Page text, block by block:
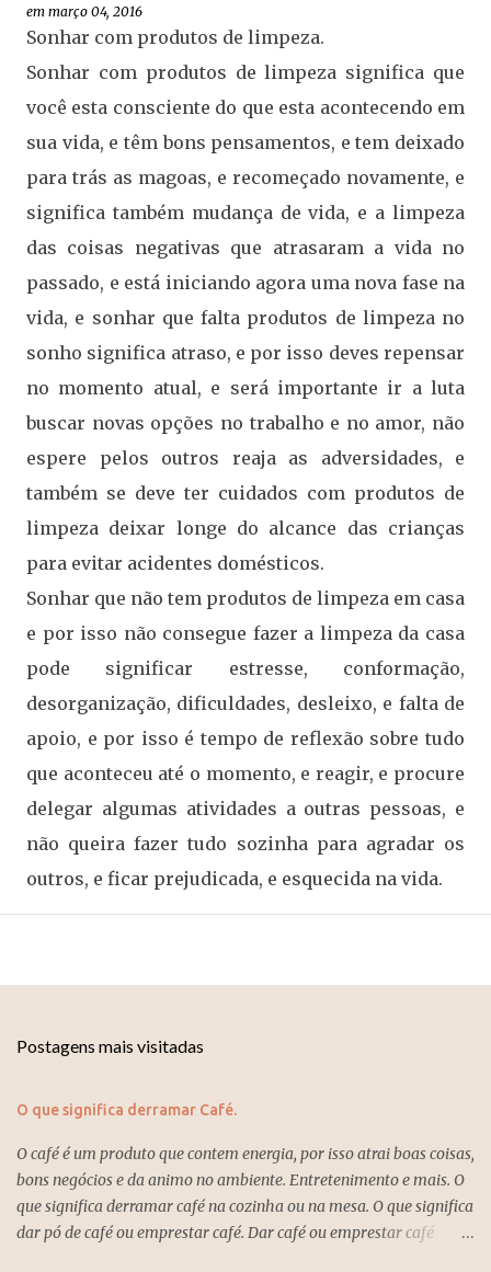
em março 04, 2016
Sonhar com produtos de limpeza.
Sonhar com produtos de limpeza significa que
você esta consciente do que esta acontecendo em
sua vida, e têm bons pensamentos, e tem deixado
para trás as magoas, e recomeçado novamente, e
significa também mudança de vida, e a limpeza
das coisas negativas que atrasaram a vida no
passado, e está iniciando agora uma nova fase na
vida, e sonhar que falta produtos de limpeza no
sonho significa atraso, e por isso deves repensar
no momento atual, e será importante ir a luta
buscar novas opções no trabalho e no amor, não
espere pelos outros reaja as adversidades, e
também se deve ter cuidados com produtos de
limpeza deixar longe do alcance das crianças
para evitar acidentes domésticos.
Sonhar que não tem produtos de limpeza em casa
e por isso não consegue fazer a limpeza da casa
pode significar estresse, conformação,
desorganização, dificuldades, desleixo, e falta de
apoio, e por isso é tempo de reflexão sobre tudo
que aconteceu até o momento, e reagir, e procure
delegar algumas atividades a outras pessoas, e
não queira fazer tudo sozinha para agradar os
outros, e ficar prejudicada, e esquecida na vida.
Postagens mais visitadas
O que significa derramar Café.
O café é um produto que contem energia, por isso atrai boas coisas,
bons negócios e da animo no ambiente. Entretenimento e mais. O
que significa derramar café na cozinha ou na mesa. O que significa
dar pó de café ou emprestar café. Dar café ou emprestar café